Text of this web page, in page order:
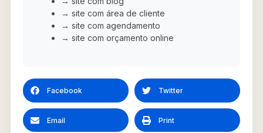
→ site com área de cliente
→ site com agendamento
→ site com orçamento online
Facebook Twitter
Email Print